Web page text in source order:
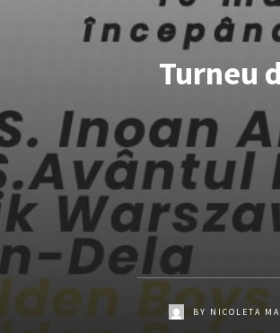
Turneu
BY NICOLETA